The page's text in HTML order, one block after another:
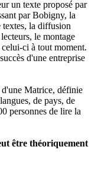
un texte proposé par
par Bobigny, la
textes, la diffusion
le montage
ci à tout moment.
d'une entreprise
Matrice, définie
de pays, de
personnes de lire la
être théoriquement